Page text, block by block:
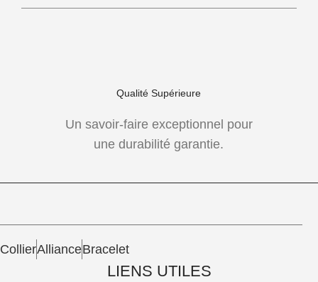
Qualité Supérieure
Un savoir-faire exceptionnel pour
une durabilité garantie.
CollierAllianceBracelet
LIENS UTILES